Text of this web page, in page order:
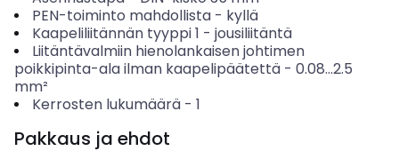
PEN-toiminto mahdollista- kyllä
Kaapeliliitännän tyyppi 1 - jousiliitäntä
Liitäntävalmiin hienolankaisen johtimen
poikkipinta-ala ilman kaapelipäätettä - 0.08...2.5
mm²
Kerrosten lukumäärä- 1
Pakkaus ja ehdot